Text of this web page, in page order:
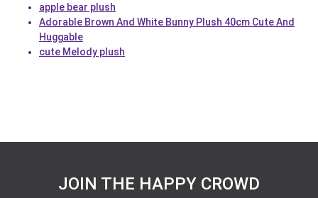
apple bear plush
Adorable Brown And White Bunny Plush 40cm Cute And
Huggable
cute Melody plush
JOIN THE HAPPY CROWD